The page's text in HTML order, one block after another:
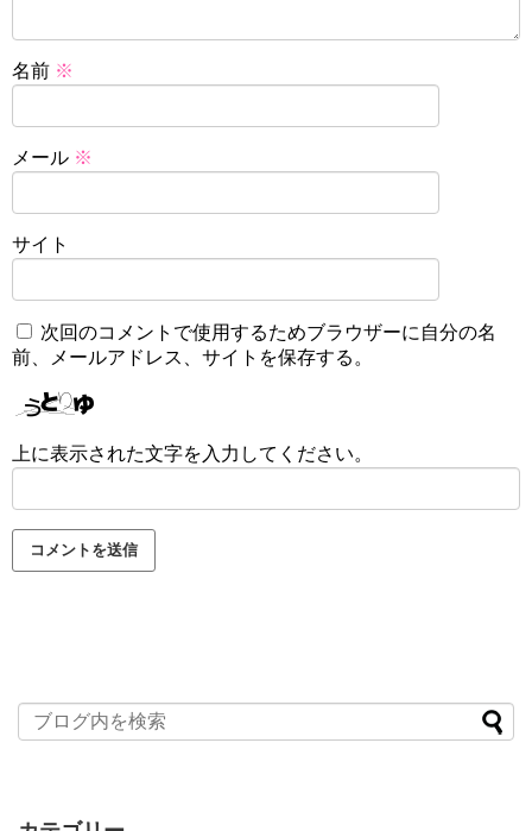
名前 ※
メール ※
サイト
次回のコメントで使用するためブラウザーに自分の名
前、メールアドレス、サイトを保存する。
上に表示された文字を入力してください。